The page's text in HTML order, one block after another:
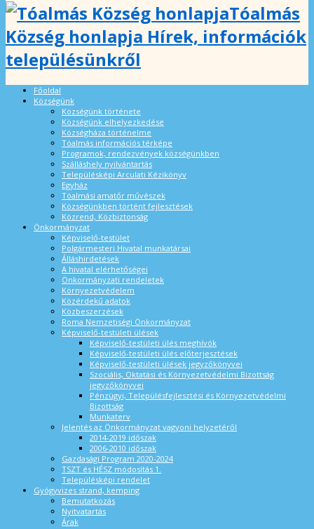
Tóalmás
Község honlapja Hírek, információk
településünkről
Főoldal
Községünk
Községünk története
Községünk elhelyezkedése
Községháza történelme
Tóalmás információs térképe
Programok, rendezvények községünkben
Szálláshely nyilvántartás
Településképi Arculati Kézikönyv
Egyház
Tóalmási amatőr művészek
Községünkben történt fejlesztések
Közrend, Közbiztonság
Önkormányzat
Képviselő-testület
Polgármesteri Hivatal munkatársai
Álláshirdetések
A hivatal elérhetőségei
Önkormányzati rendeletek
Környezetvédelem
Közérdekű adatok
Közbeszerzések
Roma Nemzetiségi Önkormányzat
Képviselő-testületi ülések
Képviselő-testületi ülés meghívók
Képviselő-testületi ülés előterjesztések
Képviselő-testületi ülések jegyzőkönyvei
Szociális, Oktatási és Környezetvédelmi Bizottság
jegyzőkönyvei
Pénzügyi, Településfejlesztési és Környezetvédelmi
Bizottság
Munkaterv
Jelentés az Önkormányzat vagyoni helyzetéről
2014-2019 időszak
2006-2010 időszak
Gazdasági Program 2020-2024
TSZT és HÉSZ módosítás 1.
Településképi rendelet
Gyógyvizes strand, kemping
Bemutatkozás
Nyitvatartás
Árak